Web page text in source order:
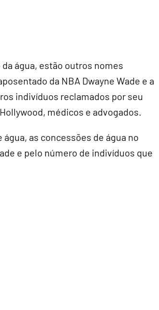
água, estão outros nomes
da NBA Dwayne Wade e a
indivíduos reclamados por seu
médicos e advogados.
as concessões de água no
e pelo número de indivíduos que